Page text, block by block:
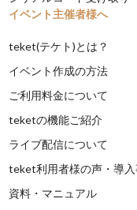
イベント主催者様へ
teket(テケト)とは？
イベント作成の方法
ご利用料金について
teketの機能ご紹介
ライブ配信について
teket利用者様の声・導入
資料・マニュアル